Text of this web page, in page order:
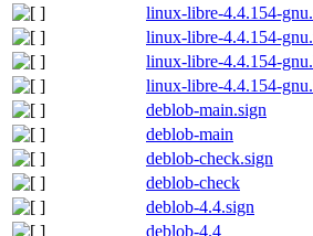
linux-libre-4.4.154-
linux-libre-4.4.154-
linux-libre-4.4.154-
linux-libre-4.4.154-
deblob-main.sign
deblob-main
deblob-check.sign
deblob-check
deblob-4.4.sign
deblob-4.4